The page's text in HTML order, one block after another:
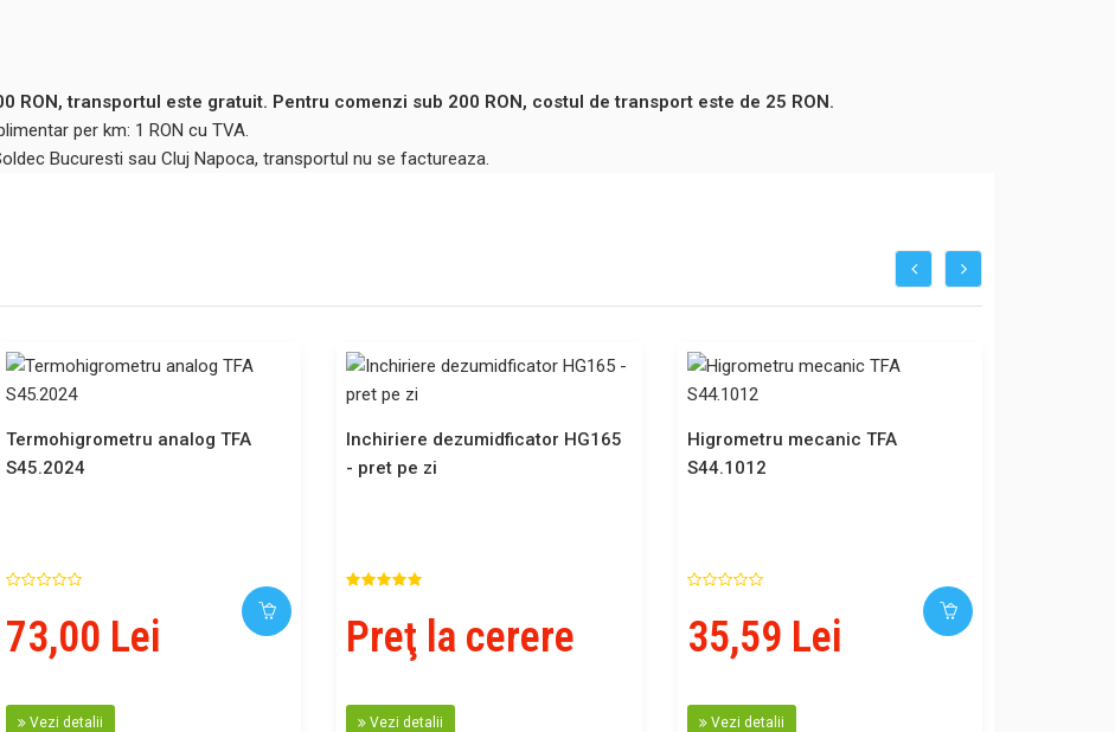
RON, transportul este gratuit. Pentru comenzi sub 200 RON, costul de transport este de 25 RON.
per km: 1 RON cu TVA.
Bucuresti sau Cluj Napoca, transportul nu se factureaza.
Termohigrometru analog TFA
S45.2024
73,00 Lei
Vezi detalii
Inchiriere dezumidficator HG165
- pret pe zi
Preţ la cerere
Vezi detalii
Higrometru mecanic TFA
S44.1012
35,59 Lei
Vezi detalii